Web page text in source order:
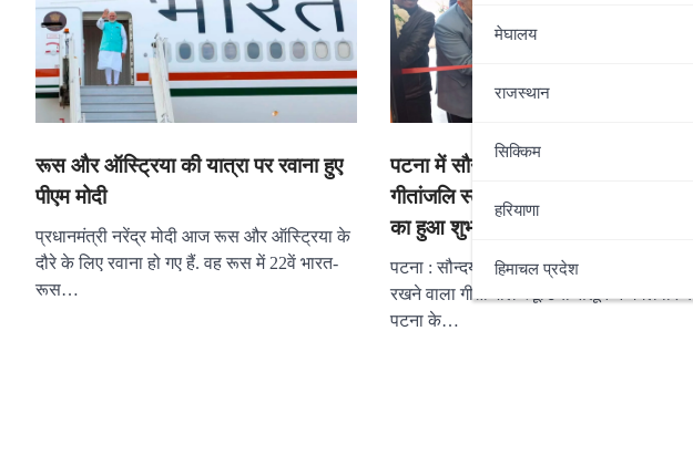
मेघालय
राजस्थान
सिक्किम
हरियाणा
हिमाचल प्रदेश
रूस और ऑस्ट्रिया की यात्रा पर रवाना हुए
पीएम मोदी
प्रधानमंत्री नरेंद्र मोदी आज रूस और ऑस्ट्रिया के
दौरे के लिए रवाना हो गए हैं. वह रूस में 22वें भारत-
रूस…
पटना में सौन्दर्य को नया मुकाम दिलाने वाले
गीतांजलि स्टूडियो सैलून के नए आउटलेट्स
का हुआ शुभारम्भ
पटना : सौन्दर्य के क्षेत्र में अपनी एक अलग पहचान
रखने वाला गीतांजलि स्टूडियो सैलून ने मंगलवार को
पटना के…